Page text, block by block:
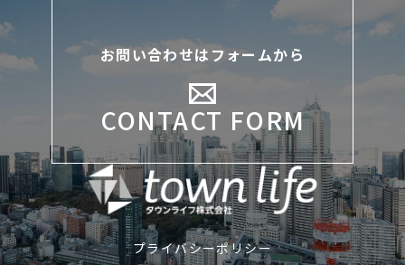
お問い合わせはフォームから
CONTACT FORM
プライバシーポリシー